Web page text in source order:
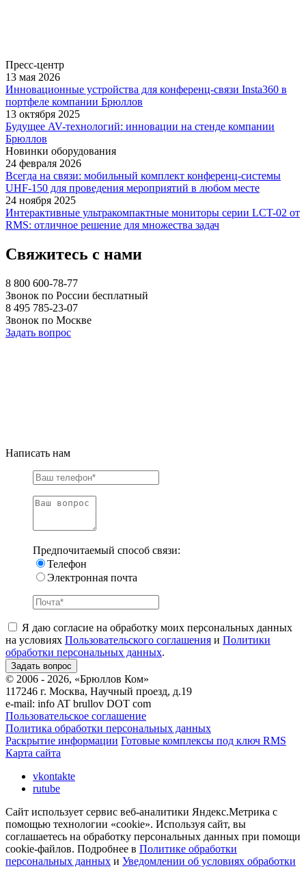
Пресс-центр
13 мая 2026
Инновационные устройства для конференц-связи Insta360 в
портфеле компании Брюллов
13 октября 2025
Будущее AV-технологий: инновации на стенде компании
Брюллов
Новинки оборудования
24 февраля 2026
Всегда на связи: мобильный комплект конференц-системы
UHF-150 для проведения мероприятий в любом месте
24 ноября 2025
Интерактивные ультракомпактные мониторы серии LCT-02 от
RMS: отличное решение для множества задач
Свяжитесь с нами
8 800 600-78-77
Звонок по России бесплатный
8 495 785-23-07
Звонок по Москве
Задать вопрос
Написать нам
Предпочитаемый способ связи:
Телефон
Электронная почта
Я даю согласие на обработку моих персональных данных
на условиях Пользовательского соглашения и Политики
обработки персональных данных.
© 2006 - 2026, «Брюллов Ком»
117246 г. Москва, Научный проезд, д.19
e-mail: info AT brullov DOT com
Пользовательское соглашение
Политика обработки персональных данных
Раскрытие информации Готовые комплексы под ключ RMS
Карта сайта
vkontakte
rutube
Сайт использует сервис веб-аналитики Яндекс.Метрика с
помощью технологии «cookie». Используя сайт, вы
соглашаетесь на обработку персональных данных при помощи
cookie-файлов. Подробнее в Политике обработки
персональных данных и Уведомлении об условиях обработки